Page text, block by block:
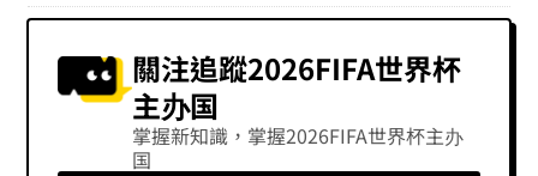
關注追蹤2026FIFA世界杯
主办国
掌握新知識，掌握2026FIFA世界杯主办
国